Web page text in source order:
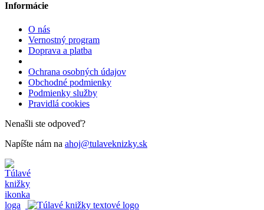
Informácie
O nás
Vernostný program
Doprava a platba
Ochrana osobných údajov
Obchodné podmienky
Podmienky služby
Pravidlá cookies
Nenašli ste odpoveď?
Napíšte nám na ahoj@tulaveknizky.sk